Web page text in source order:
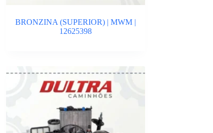
BRONZINA (SUPERIOR) | MWM |
12625398